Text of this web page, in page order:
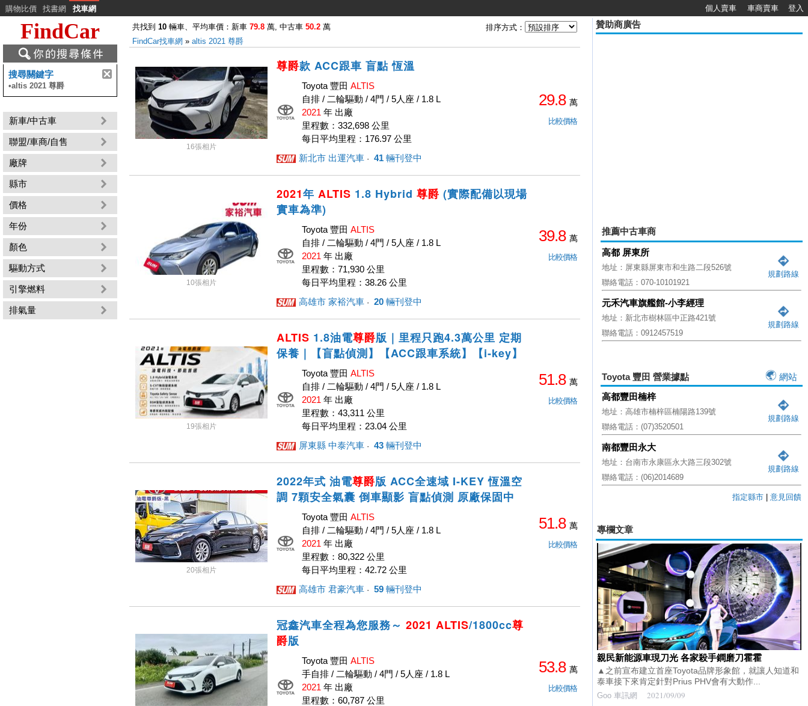
購物比價 找書網 找車網 個人賣車 車商賣車 登入
FindCar
搜尋關鍵字
•altis 2021 尊爵
新車/中古車
聯盟/車商/自售
廠牌
縣市
價格
年份
顏色
驅動方式
引擎燃料
排氣量
共找到 10 輛車、平均車價：新車 79.8 萬, 中古車 50.2 萬
排序方式：
FindCar找車網 » altis 2021 尊爵
16張相片
尊爵款 ACC跟車 盲點 恆溫
Toyota 豐田 ALTIS
自排 / 二輪驅動 / 4門 / 5人座 / 1.8 L
2021 年 出廠
里程數：332,698 公里
每日平均里程：176.97 公里
新北市 出運汽車 · ‎ 41 輛刊登中
29.8 萬
比較價格
10張相片
2021年 ALTIS 1.8 Hybrid 尊爵 (實際配備以現場
實車為準)
Toyota 豐田 ALTIS
自排 / 二輪驅動 / 4門 / 5人座 / 1.8 L
2021 年 出廠
里程數：71,930 公里
每日平均里程：38.26 公里
高雄市 家裕汽車 · ‎ 20 輛刊登中
39.8 萬
比較價格
19張相片
ALTIS 1.8油電尊爵版｜里程只跑4.3萬公里 定期
保養｜【盲點偵測】【ACC跟車系統】【i-key】
Toyota 豐田 ALTIS
自排 / 二輪驅動 / 4門 / 5人座 / 1.8 L
2021 年 出廠
里程數：43,311 公里
每日平均里程：23.04 公里
屏東縣 中泰汽車 · ‎ 43 輛刊登中
51.8 萬
比較價格
20張相片
2022年式 油電尊爵版 ACC全速域 I-KEY 恆溫空
調 7顆安全氣囊 倒車顯影 盲點偵測 原廠保固中
Toyota 豐田 ALTIS
自排 / 二輪驅動 / 4門 / 5人座 / 1.8 L
2021 年 出廠
里程數：80,322 公里
每日平均里程：42.72 公里
高雄市 君豪汽車 · ‎ 59 輛刊登中
51.8 萬
比較價格
冠鑫汽車全程為您服務～ 2021 ALTIS/1800cc尊
爵版
Toyota 豐田 ALTIS
手自排 / 二輪驅動 / 4門 / 5人座 / 1.8 L
2021 年 出廠
里程數：60,787 公里
53.8 萬
比較價格
贊助商廣告
推薦中古車商
高都 屏東所
地址：屏東縣屏東市和生路二段526號
聯絡電話：070-10101921
規劃路線
元禾汽車旗艦館-小李經理
地址：新北市樹林區中正路421號
聯絡電話：0912457519
規劃路線
Toyota 豐田 營業據點
網站
高都豐田楠梓
地址：高雄市楠梓區楠陽路139號
聯絡電話：(07)3520501
規劃路線
南都豐田永大
地址：台南市永康區永大路三段302號
聯絡電話：(06)2014689
規劃路線
指定縣市 意見回饋
專欄文章
親民新能源車現刀光 各家殺手鐧磨刀霍霍
▲之前宣布建立首座Toyota品牌形象館，就讓人知道和
泰車接下來肯定針對Prius PHV會有大動作...
Goo 車訊網 2021/09/09